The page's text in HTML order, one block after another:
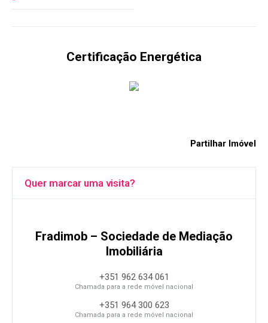
Certificação Energética
Partilhar Imóvel
Quer marcar uma visita?
Fradimob – Sociedade de Mediação
Imobiliária
+351 962 634 061
Chamada para a rede móvel nacional
+351 964 300 623
Chamada para a rede móvel nacional